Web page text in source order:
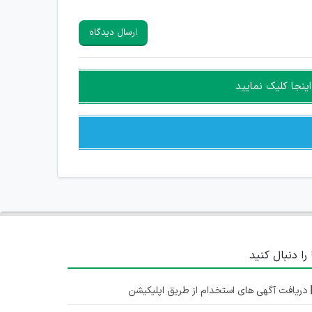
ارسال دیدگاه
کلیک نمایید
را دنبال کنید
دریافت آگهی های استخدام از طریق اپلیکیشن